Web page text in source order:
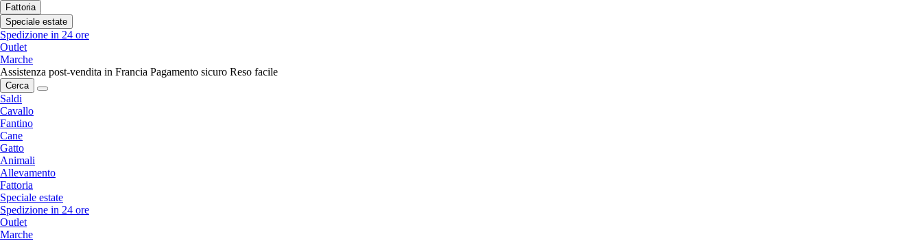
Fattoria
Speciale estate
Spedizione in 24 ore
Outlet
Marche
Assistenza post-vendita in Francia Pagamento sicuro Reso facile
Cerca
Saldi
Cavallo
Fantino
Cane
Gatto
Animali
Allevamento
Fattoria
Speciale estate
Spedizione in 24 ore
Outlet
Marche